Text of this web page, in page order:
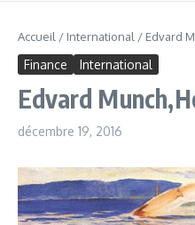
Accueil / International / Edvard
Finance International
Edvard
décembre 19, 2016